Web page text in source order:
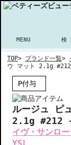
MENU 検
TOP> ブランド一覧>
ウ マット 2.1g #212
P付与
ルージュ ピ
2.1g #212
イヴ・サン